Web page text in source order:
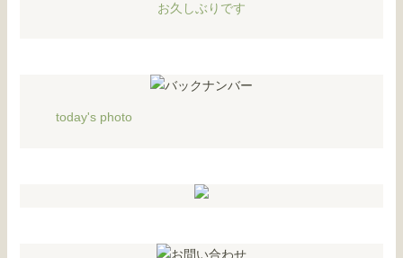
お久しぶりです
today's photo